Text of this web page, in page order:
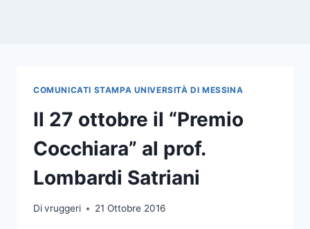
COMUNICATI STAMPA UNIVERSITÀ DI MESSINA
Il 27 ottobre il “Premio
Cocchiara” al prof.
Lombardi Satriani
Divruggeri 21 Ottobre 2016